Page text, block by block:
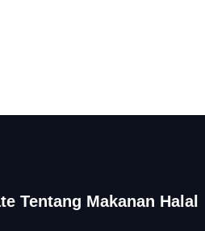
Tentang Makanan Halal